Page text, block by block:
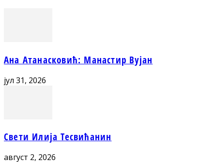
Ана Атанасковић: Манастир Вујан
јул 31, 2026
Свети Илија Тесвићанин
август 2, 2026